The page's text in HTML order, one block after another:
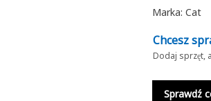
Marka: Cat
Chcesz
Dodaj sprzęt,
Sprawdź